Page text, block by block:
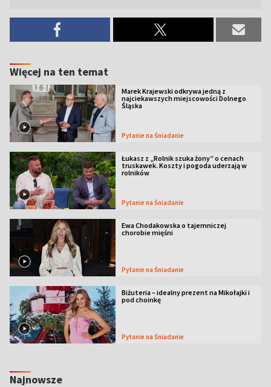
Więcej na ten temat
Marek Krajewski odkrywa jedną z
najciekawszych miejscowości Dolnego
Śląska
Pytanie na Śniadanie
Łukasz z „Rolnik szuka żony” o cenach
truskawek. Koszty i pogoda uderzają w
rolników
Pytanie na Śniadanie
Ewa Chodakowska o tajemniczej
chorobie mięśni
Pytanie na Śniadanie
Biżuteria – idealny prezent na Mikołajki i
pod choinkę
Pytanie na Śniadanie
Najnowsze